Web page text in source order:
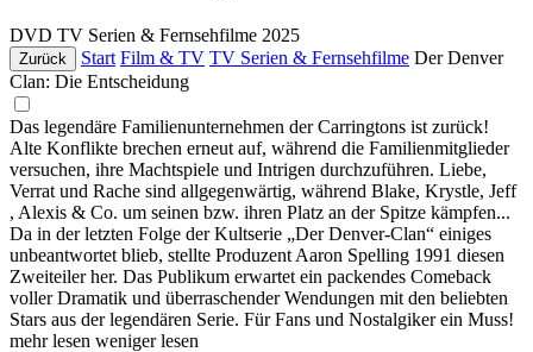
DVD TV Serien & Fernsehfilme 2025
Zurück Start Film & TV TV Serien & Fernsehfilme Der Denver
Clan: Die Entscheidung
Das legendäre Familienunternehmen der Carringtons ist zurück!
Alte Konflikte brechen erneut auf, während die Familienmitglieder
versuchen, ihre Machtspiele und Intrigen durchzuführen. Liebe,
Verrat und Rache sind allgegenwärtig, während Blake, Krystle, Jeff
, Alexis & Co. um seinen bzw. ihren Platz an der Spitze kämpfen...
Da in der letzten Folge der Kultserie „Der Denver-Clan“ einiges
unbeantwortet blieb, stellte Produzent Aaron Spelling 1991 diesen
Zweiteiler her. Das Publikum erwartet ein packendes Comeback
voller Dramatik und überraschender Wendungen mit den beliebten
Stars aus der legendären Serie. Für Fans und Nostalgiker ein Muss!
mehr lesen weniger lesen